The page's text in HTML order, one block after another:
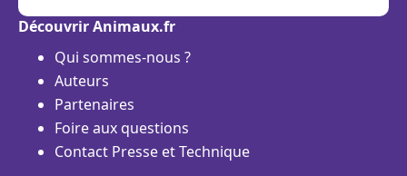
Découvrir Animaux.fr
Qui sommes-nous ?
Auteurs
Partenaires
Foire aux questions
Contact Presse et Technique